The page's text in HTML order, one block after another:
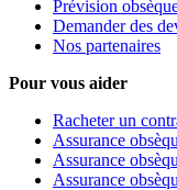
Prévision
Demander des
Nos partenaires
Pour vous aider
Racheter un
Assurance
Assurance
Assurance